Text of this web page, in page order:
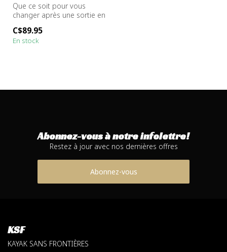
Que ce soit pour vous
changer après une sortie en
ju...
C$89.95
En stock
Abonnez-vous à notre infolettre!
Restez à jour avec nos dernières offres
Abonnez-vous
KSF
KAYAK SANS FRONTIÈRES